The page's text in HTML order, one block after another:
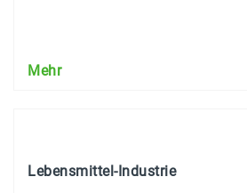
Mehr
Lebensmittel-Industrie